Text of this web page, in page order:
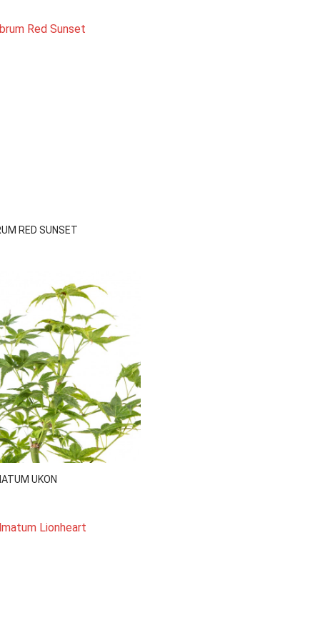
RED SUNSET
 Vista rápida
UKON
 Vista rápida